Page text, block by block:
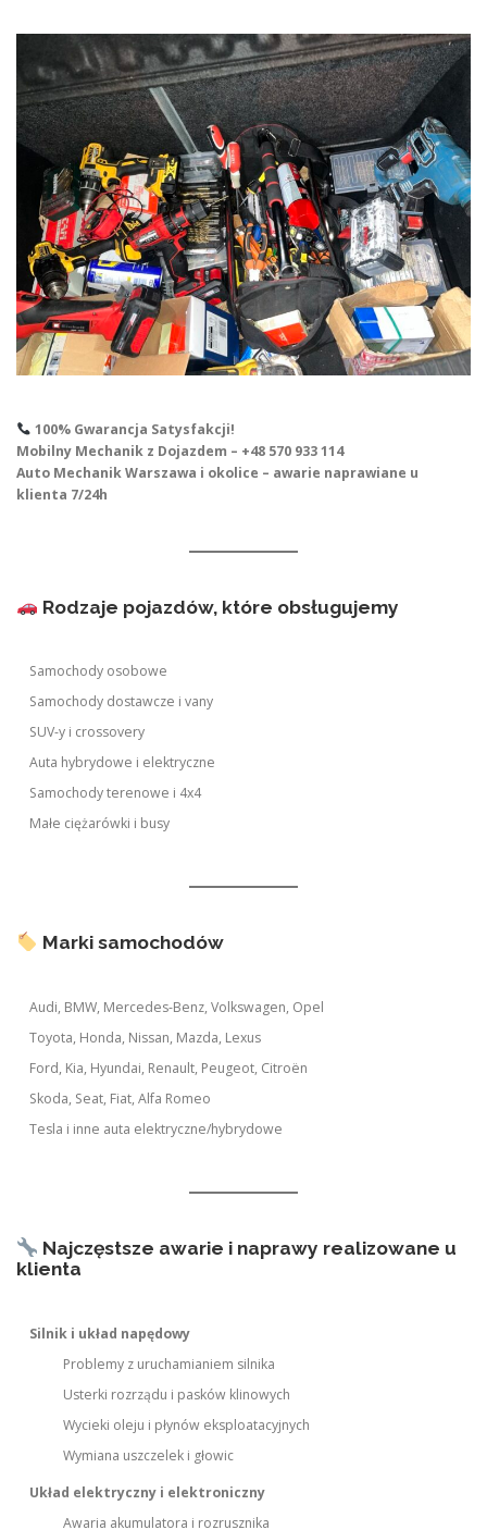
100% Gwarancja Satysfakcji!
Mobilny Mechanik z Dojazdem – +48 570 933 114
Auto Mechanik Warszawa i okolice – awarie naprawiane u
klienta 7/24h
Rodzaje pojazdów, które obsługujemy
Samochody osobowe
Samochody dostawcze i vany
SUV-y i crossovery
Auta hybrydowe i elektryczne
Samochody terenowe i 4x4
Małe ciężarówki i busy
Marki samochodów
Audi, BMW, Mercedes-Benz, Volkswagen, Opel
Toyota, Honda, Nissan, Mazda, Lexus
Ford, Kia, Hyundai, Renault, Peugeot, Citroën
Skoda, Seat, Fiat, Alfa Romeo
Tesla i inne auta elektryczne/hybrydowe
Najczęstsze awarie i naprawy realizowane u
klienta
Silnik i układ napędowy
Problemy z uruchamianiem silnika
Usterki rozrządu i pasków klinowych
Wycieki oleju i płynów eksploatacyjnych
Wymiana uszczelek i głowic
Układ elektryczny i elektroniczny
Awaria akumulatora i rozrusznika